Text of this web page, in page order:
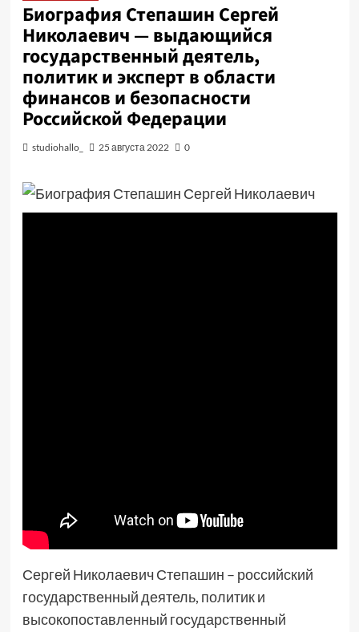
Биография Степашин Сергей
Николаевич — выдающийся
государственный деятель,
политик и эксперт в области
финансов и безопасности
Российской Федерации
studiohallo_ 25 августа 2022 0
Сергей Николаевич Степашин – российский
государственный деятель, политик и
высокопоставленный государственный